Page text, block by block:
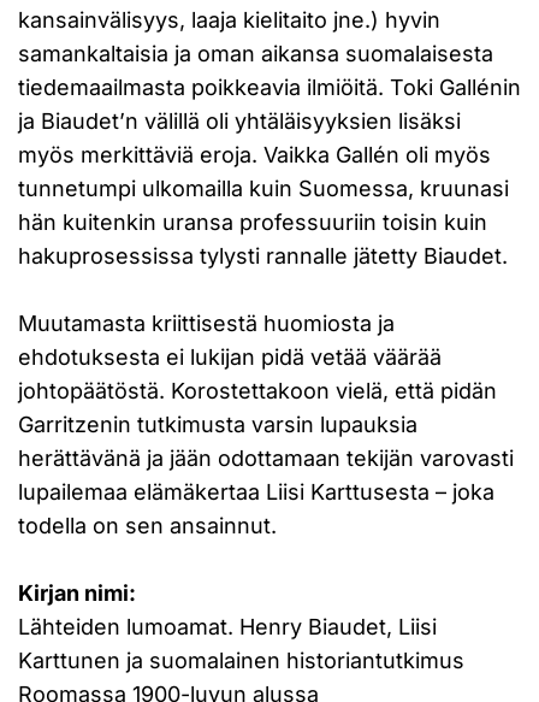
kansainvälisyys, laaja kielitaito jne.) hyvin
samankaltaisia ja oman aikansa suomalaisesta
tiedemaailmasta poikkeavia ilmiöitä. Toki Gallénin
ja Biaudet’n välillä oli yhtäläisyyksien lisäksi
myös merkittäviä eroja. Vaikka Gallén oli myös
tunnetumpi ulkomailla kuin Suomessa, kruunasi
hän kuitenkin uransa professuuriin toisin kuin
hakuprosessissa tylysti rannalle jätetty Biaudet.
Muutamasta kriittisestä huomiosta ja
ehdotuksesta ei lukijan pidä vetää väärää
johtopäätöstä. Korostettakoon vielä, että pidän
Garritzenin tutkimusta varsin lupauksia
herättävänä ja jään odottamaan tekijän varovasti
lupailemaa elämäkertaa Liisi Karttusesta – joka
todella on sen ansainnut.
Kirjan nimi:
Lähteiden lumoamat. Henry Biaudet, Liisi
Karttunen ja suomalainen historiantutkimus
Roomassa 1900-luvun alussa